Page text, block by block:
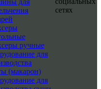
для
ручные
для
(макарон)
для
сетях